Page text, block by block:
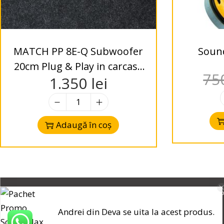
MATCH PP 8E-Q Subwoofer
20cm Plug & Play in carcasa
compacta cu aerisire
1.350 lei
Adaugă în coș
Andrei din Deva se uita la acest produs.